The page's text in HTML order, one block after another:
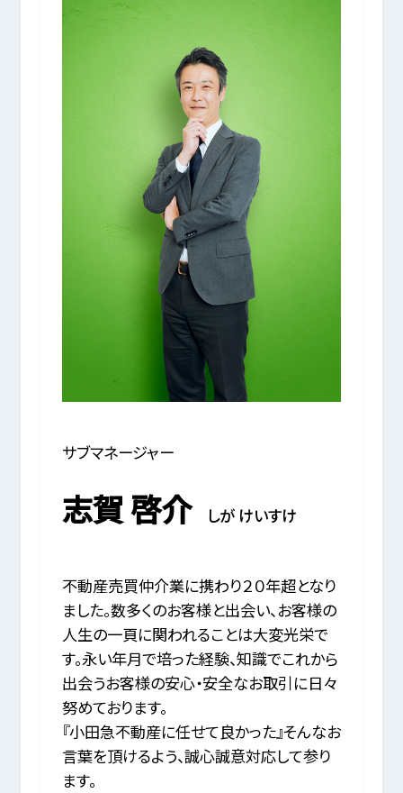
サブマネージャー
志賀 啓介 しが けいすけ
不動産売買仲介業に携わり２０年超となり
ました。数多くのお客様と出会い、お客様の
人生の一頁に関われることは大変光栄で
す。永い年月で培った経験、知識でこれから
出会うお客様の安心・安全なお取引に日々
努めております。
『小田急不動産に任せて良かった』そんなお
言葉を頂けるよう、誠心誠意対応して参り
ます。